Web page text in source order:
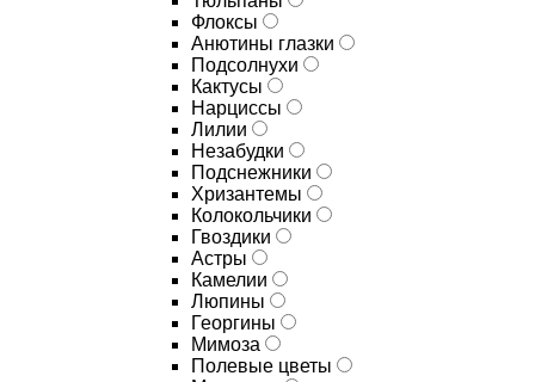
Флоксы
Анютины глазки
Подсолнухи
Кактусы
Нарциссы
Лилии
Незабудки
Подснежники
Хризантемы
Колокольчики
Гвоздики
Астры
Камелии
Люпины
Георгины
Мимоза
Полевые цветы